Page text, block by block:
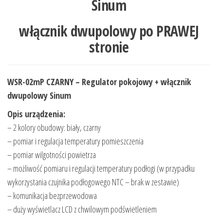
Sinum
włącznik dwupolowy po PRAWEJ
stronie
WSR-02mP CZARNY – Regulator pokojowy + włącznik
dwupolowy Sinum
Opis urządzenia:
– 2 kolory obudowy: biały, czarny
– pomiar i regulacja temperatury pomieszczenia
– pomiar wilgotności powietrza
– możliwość pomiaru i regulacji temperatury podłogi (w przypadku
wykorzystania czujnika podłogowego NTC – brak w zestawie)
– komunikacja bezprzewodowa
– duży wyświetlacz LCD z chwilowym podświetleniem